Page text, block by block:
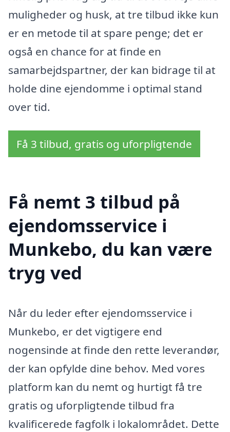
muligheder og husk, at tre tilbud ikke kun
er en metode til at spare penge; det er
også en chance for at finde en
samarbejdspartner, der kan bidrage til at
holde dine ejendomme i optimal stand
over tid.
Få 3 tilbud, gratis og uforpligtende
Få nemt 3 tilbud på
ejendomsservice i
Munkebo, du kan være
tryg ved
Når du leder efter ejendomsservice i
Munkebo, er det vigtigere end
nogensinde at finde den rette leverandør,
der kan opfylde dine behov. Med vores
platform kan du nemt og hurtigt få tre
gratis og uforpligtende tilbud fra
kvalificerede fagfolk i lokalområdet. Dette